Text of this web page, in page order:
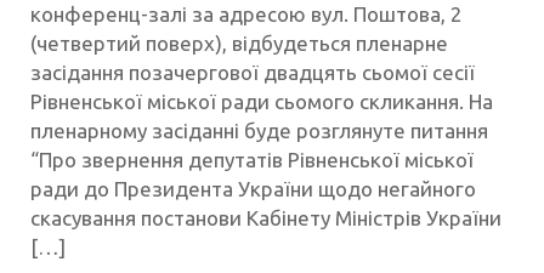
конференц-залі за адресою вул. Поштова, 2
(четвертий поверх), відбудеться пленарне
засідання позачергової двадцять сьомої сесії
Рівненської міської ради сьомого скликання. На
пленарному засіданні буде розглянуте питання
“Про звернення депутатів Рівненської міської
ради до Президента України щодо негайного
скасування постанови Кабінету Міністрів України
[…]